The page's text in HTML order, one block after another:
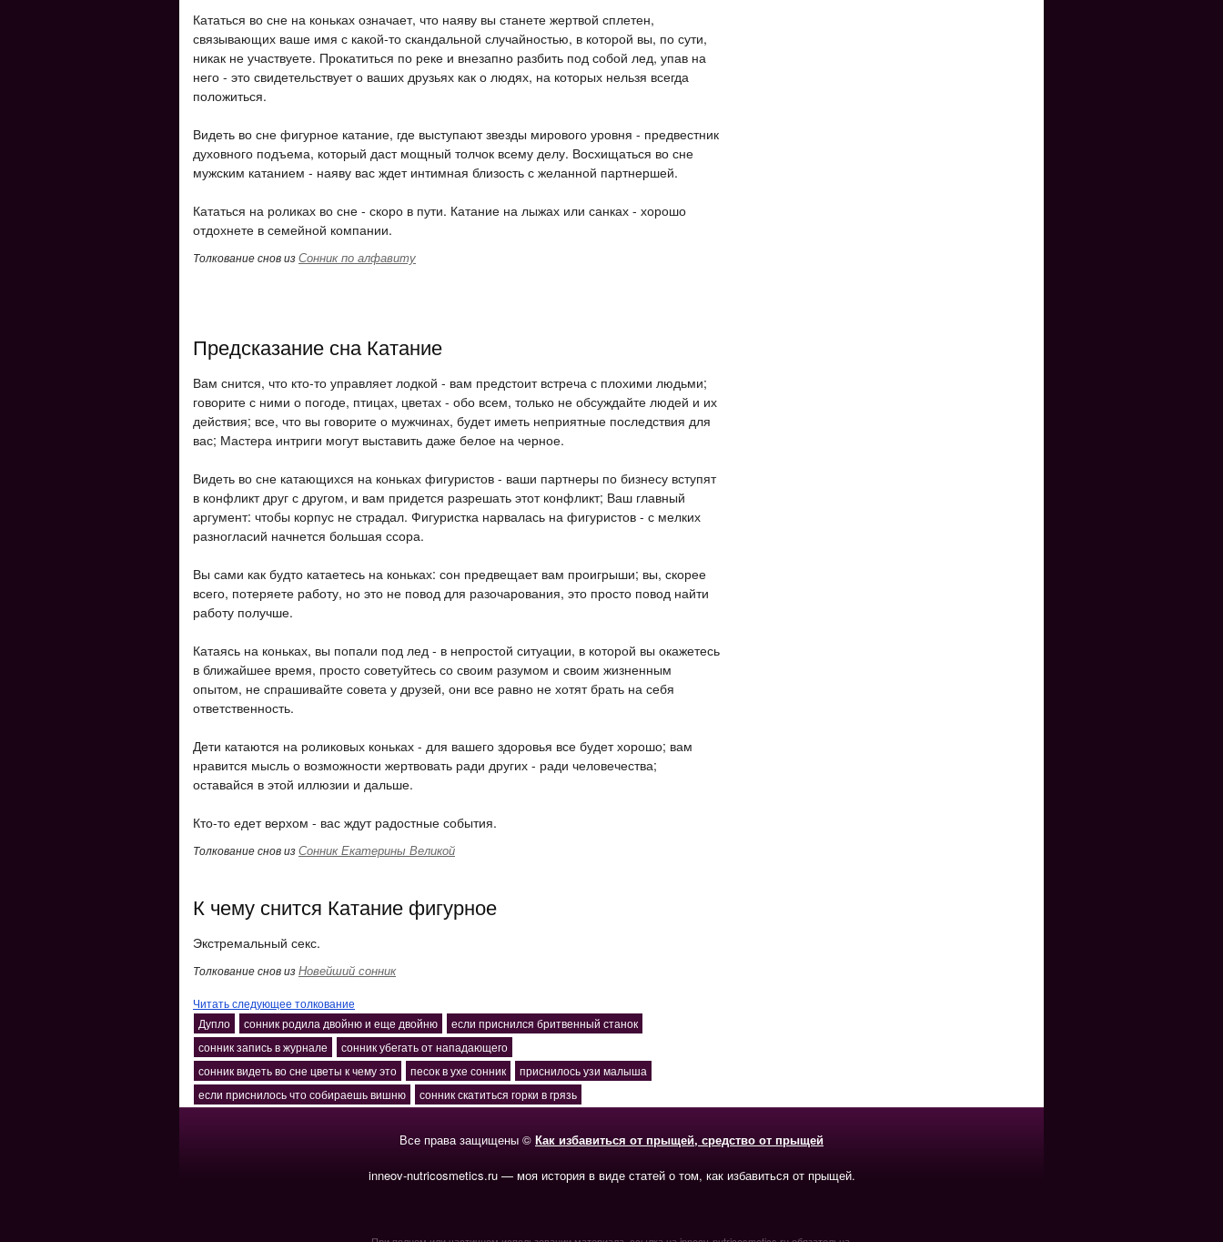
Кататься во сне на коньках означает, что наяву вы станете жертвой сплетен,
связывающих ваше имя с какой-то скандальной случайностью, в которой вы, по сути,
никак не участвуете. Прокатиться по реке и внезапно разбить под собой лед, упав на
него - это свидетельствует о ваших друзьях как о людях, на которых нельзя всегда
положиться.
Видеть во сне фигурное катание, где выступают звезды мирового уровня - предвестник
духовного подъема, который даст мощный толчок всему делу. Восхищаться во сне
мужским катанием - наяву вас ждет интимная близость с желанной партнершей.
Кататься на роликах во сне - скоро в пути. Катание на лыжах или санках - хорошо
отдохнете в семейной компании.
Толкование снов изСонник по алфавиту
Предсказание сна Катание
Вам снится, что кто-то управляет лодкой - вам предстоит встреча с плохими людьми;
говорите с ними о погоде, птицах, цветах - обо всем, только не обсуждайте людей и их
действия; все, что вы говорите о мужчинах, будет иметь неприятные последствия для
вас; Мастера интриги могут выставить даже белое на черное.
Видеть во сне катающихся на коньках фигуристов - ваши партнеры по бизнесу вступят
в конфликт друг с другом, и вам придется разрешать этот конфликт; Ваш главный
аргумент: чтобы корпус не страдал. Фигуристка нарвалась на фигуристов - с мелких
разногласий начнется большая ссора.
Вы сами как будто катаетесь на коньках: сон предвещает вам проигрыши; вы, скорее
всего, потеряете работу, но это не повод для разочарования, это просто повод найти
работу получше.
Катаясь на коньках, вы попали под лед - в непростой ситуации, в которой вы окажетесь
в ближайшее время, просто советуйтесь со своим разумом и своим жизненным
опытом, не спрашивайте совета у друзей, они все равно не хотят брать на себя
ответственность.
Дети катаются на роликовых коньках - для вашего здоровья все будет хорошо; вам
нравится мысль о возможности жертвовать ради других - ради человечества;
оставайся в этой иллюзии и дальше.
Кто-то едет верхом - вас ждут радостные события.
Толкование снов изСонник Екатерины Великой
К чему снится Катание фигурное
Экстремальный секс.
Толкование снов изНовейший сонник
Читать следующее толкование
Дупло
сонник родила двойню и еще двойню
если приснился бритвенный станок
сонник запись в журнале
сонник убегать от нападающего
сонник видеть во сне цветы к чему это
песок в ухе сонник
приснилось узи малыша
если приснилось что собираешь вишню
сонник скатиться горки в грязь
Все права защищены © Как избавиться от прыщей, средство от прыщей
inneov-nutricosmetics.ru — моя история в виде статей о том, как избавиться от прыщей.